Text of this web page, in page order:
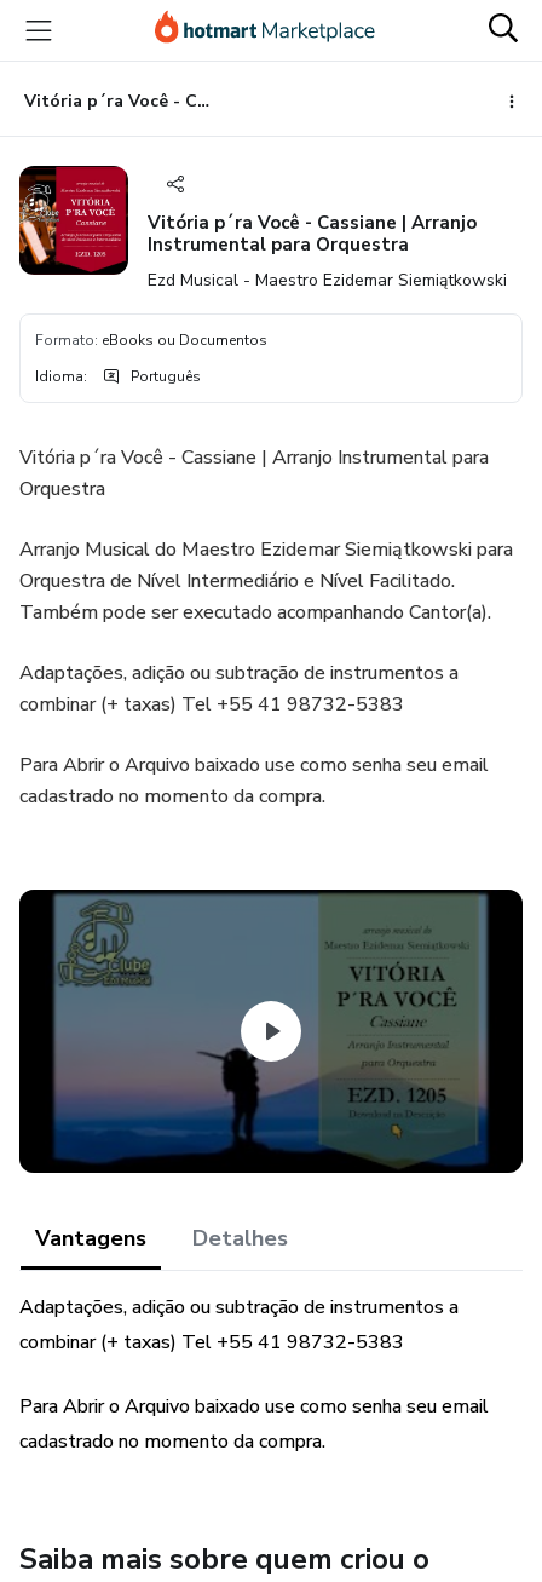
para
conteúdo
principal
para
pagamento
para
rodapé
Vitória p´ra Você - Cassiane | Arranjo Instrumental para Orquestra
Vitória p´ra Você - Cassiane | Arranjo
Instrumental para Orquestra
Ezd Musical - Maestro Ezidemar Siemiątkowski
Formato: eBooks ou Documentos
Idioma: Português
Vitória p´ra Você - Cassiane | Arranjo Instrumental para
Orquestra
Arranjo Musical do Maestro Ezidemar Siemiątkowski para
Orquestra de Nível Intermediário e Nível Facilitado.
Também pode ser executado acompanhando Cantor(a).
Adaptações, adição ou subtração de instrumentos a
combinar (+ taxas) Tel +55 41 98732-5383
Para Abrir o Arquivo baixado use como senha seu email
cadastrado no momento da compra.
Vantagens Detalhes
Adaptações, adição ou subtração de instrumentos a
combinar (+ taxas) Tel +55 41 98732-5383
Para Abrir o Arquivo baixado use como senha seu email
cadastrado no momento da compra.
Saiba mais sobre quem criou o